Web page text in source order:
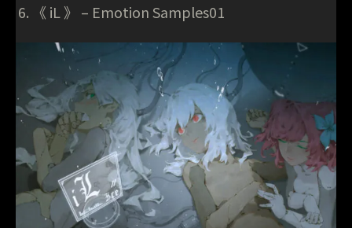
《 iL 》 – Emotion Samples01